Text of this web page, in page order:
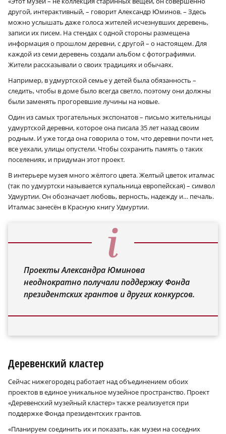
другой, интерактивный, – говорит Александр Юминов. – Здесь
можно услышать даже голоса жителей исчезнувших деревень,
записи их писем. На стендах с одной стороны размещена
информация о прошлом деревни, с другой – о настоящем. Для
каждой из семи деревень создали альбом с фотографиями.
Жители рассказывали о своих традициях и обычаях.
Например, в удмуртской семье у детей была обязанность –
следить, чтобы в доме было всегда светло, поэтому они должны
были заменять прогоревшие лучины на новые.
Один из самых трогательных экспонатов – письмо жительницы
удмуртской деревни, которое она писала 35 лет назад своим
родным. И уже тогда она говорила о том, что деревни почти нет,
все уехали, улицы опустели. Чтобы сохранить память о таких
поселениях, и придуман этот проект.
В интерьере музея много жёлтого цвета. Желтый цветок италмас
(так по удмуртски называется купальница европейская) – символ
Удмуртии. Он обозначает любовь, верность, надежду и… печаль.
Италмас занесён в Красную книгу Удмуртии.
Проекты Александра Юминова
неоднократно получали поддержку Фонда
президентских грантов и других конкурсов.
Деревенский кластер
Сейчас нижегородец работает над объединением обоих
проектов в единое уникальное музейное пространство. Проект
«Деревенский музейный кластер» также реализуется при
поддержке Фонда президентских грантов.
«Планируем соединить их и показать, как музеи на соседних